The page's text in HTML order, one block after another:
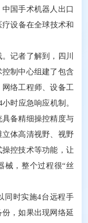
国手术机器人出口
疗设备在全球技术和
记者了解到，四川
制中心组建了包含
络工程师、设备工
时应急响应机制。
备精细操控精度与
体高清视野、视野
控技术等功能，让
械，整个过程很“丝
时实施4台远程手
，如果出现网络延